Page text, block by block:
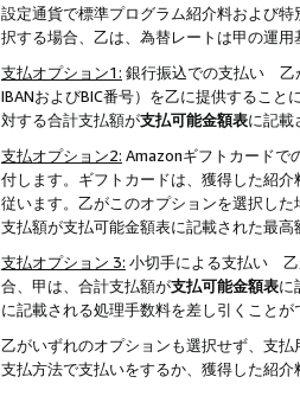
設定通貨で標準プログラム紹介料および
択する場合、乙は、為替レートは甲の運用
支払オプション1: 銀行振込での支払い 乙
IBANおよびBIC番号）を乙に提供するこ
対する合計支払額が支払可能金額表に記載
支払オプション2: Amazonギフトカードで
付します。ギフトカードは、獲得した紹
従います。乙がこのオプションを選択し
支払額が支払可能金額表に記載された最
支払オプション 3: 小切手による支払い 乙
合、甲は、合計支払額が支払可能金額表に
に記載される処理手数料を差し引くことが
乙がいずれのオプションも選択せず、支
支払方法で支払いをするか、獲得した紹介